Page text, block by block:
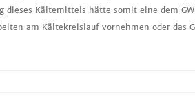
Kältemittels hätte somit eine dem
am Kältekreislauf vornehmen oder das